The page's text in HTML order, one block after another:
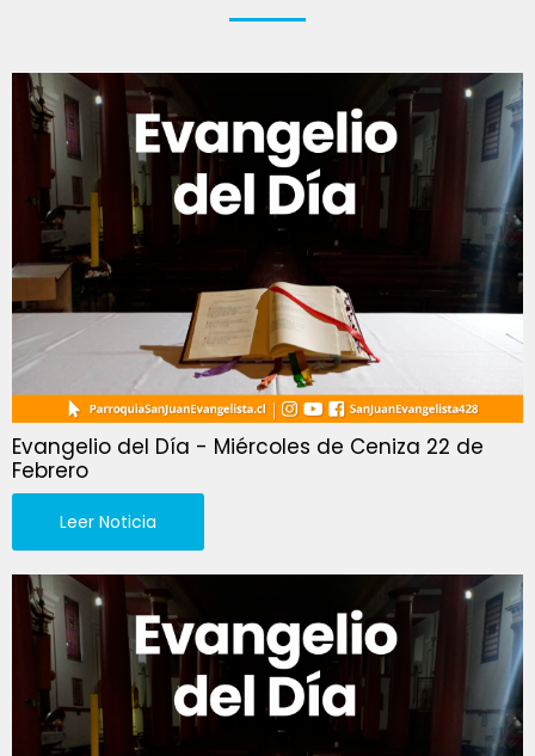
Evangelio del Día - Miércoles de Ceniza 22 de
Febrero
Leer Noticia